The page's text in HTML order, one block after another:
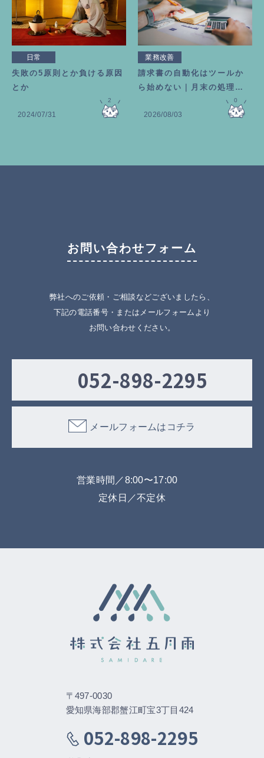
日常
失敗の5原則とか負ける原因
とか
2024/07/31
2
業務改善
請求書の自動化はツールか
ら始めない｜月末の処理を6
0分で終わらせる考え方
2026/08/03
0
お問い合わせフォーム
弊社へのご依頼・ご相談などございましたら、
下記の電話番号・またはメールフォームより
お問い合わせください。
052-898-2295
メールフォームはコチラ
営業時間／8:00〜17:00
定休日／不定休
〒497-0030
愛知県海部郡蟹江町宝3丁目424
052-898-2295